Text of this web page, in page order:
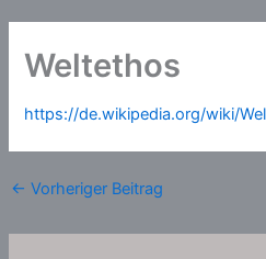
Weltethos
https://de.wikipedia.org/wiki/
← Vorheriger Beitrag